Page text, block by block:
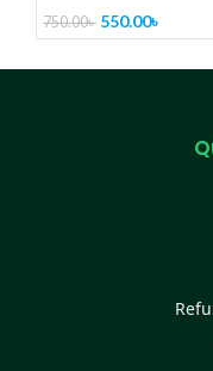
750.00৳ 550.00৳